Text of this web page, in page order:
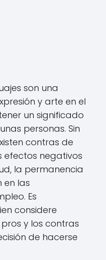
son una
y arte en el
un significado
personas. Sin
contras de
efectos negativos
la permanencia
en las
Es
considere
y los contras
de hacerse